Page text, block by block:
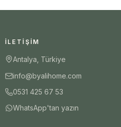
İLETIŞIM
Antalya, Türkiye
info@byalihome.com
0531 425 67 53
WhatsApp'tan yazın